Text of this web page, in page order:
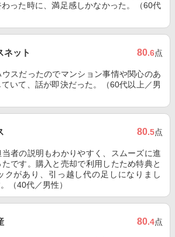
った時に、満足感しかなかった。（60代
ネット 80.6点
スだったのでマンション事情や関心のあ
いて、話が即決だった。（60代以上／男
80.5点
者の説明もわかりやすく、スムーズに進
です。購入と売却で利用したため特典と
クがあり、引っ越し代の足しになりまし
（40代／男性）
80.4点